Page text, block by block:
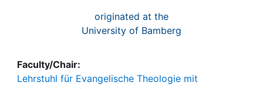
originated at the
University of Bamberg
Faculty/Chair:
Lehrstuhl für Evangelische Theologie mit